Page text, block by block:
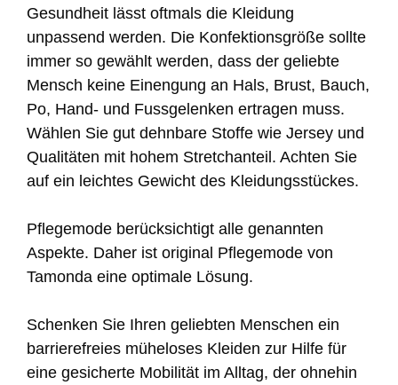
Gesundheit lässt oftmals die Kleidung
unpassend werden. Die Konfektionsgröße sollte
immer so gewählt werden, dass der geliebte
Mensch keine Einengung an Hals, Brust, Bauch,
Po, Hand- und Fussgelenken ertragen muss.
Wählen Sie gut dehnbare Stoffe wie Jersey und
Qualitäten mit hohem Stretchanteil. Achten Sie
auf ein leichtes Gewicht des Kleidungsstückes.
Pflegemode berücksichtigt alle genannten
Aspekte. Daher ist original Pflegemode von
Tamonda eine optimale Lösung.
Schenken Sie Ihren geliebten Menschen ein
barrierefreies müheloses Kleiden zur Hilfe für
eine gesicherte Mobilität im Alltag, der ohnehin